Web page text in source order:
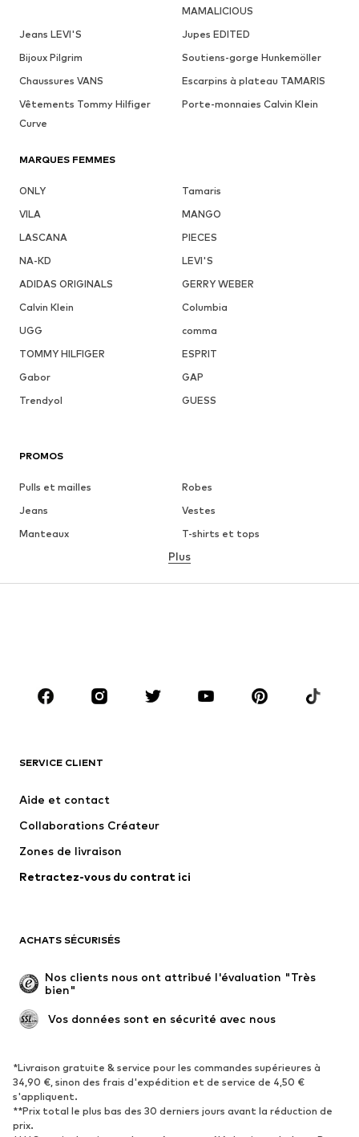
MAMALICIOUS
Jeans LEVI'S
Jupes EDITED
Bijoux Pilgrim
Soutiens-gorge Hunkemöller
Chaussures VANS
Escarpins à plateau TAMARIS
Vêtements Tommy Hilfiger
Curve
Porte-monnaies Calvin Klein
MARQUES FEMMES
ONLY
Tamaris
VILA
MANGO
LASCANA
PIECES
NA-KD
LEVI'S
ADIDAS ORIGINALS
GERRY WEBER
Calvin Klein
Columbia
UGG
comma
TOMMY HILFIGER
ESPRIT
Gabor
GAP
Trendyol
GUESS
PROMOS
Pulls et mailles
Robes
Jeans
Vestes
Manteaux
T-shirts et tops
Lingerie
Accessoires
Premium
Nouveautés
Lingerie
Manteaux
Jupes
Occasions spéciales
Exclusif
Remise à neuf
Nouveautés
Tendance
Baskets
Bottines
Escarpins et talons hauts
Bottes
Sandales
Chaussures basses
Plus
SERVICE CLIENT
Aide et contact
Collaborations Créateur
Zones de livraison
Retractez-vous du contrat ici
ACHATS SÉCURISÉS
Nos clients nous ont attribué l'évaluation "Très
bien"
Vos données sont en sécurité avec nous
*Livraison gratuite & service pour les commandes supérieures à
34,90 €, sinon des frais d'expédition et de service de 4,50 €
s'appliquent.
**Prix total le plus bas des 30 derniers jours avant la réduction de
prix.